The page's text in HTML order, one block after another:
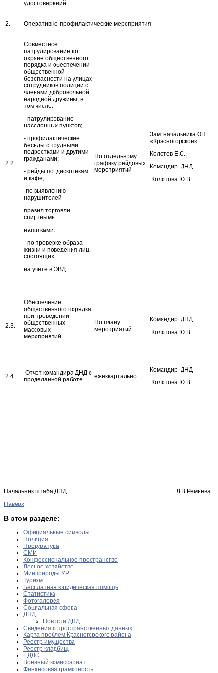
удостоверений.
2. Оперативно-профилактические мероприятия
2.2.
Совместное
патрулирование по
охране общественного
порядка и обеспечении
общественной
безопасности на улицах
сотрудников полиции с
членами добровольной
народной дружины, в
том числе:
- патрулирование
населенных пунктов;
- профилактические
беседы с трудными
подростками и другими
гражданами;
- рейды по дискотекам
и кафе;
-по выявлению
нарушителей
правил торговли
спиртными
напитками;
- по проверке образа
жизни и поведения лиц,
состоящих
на учете в ОВД.
По отдельному
графику рейдовых
мероприятий
Зам. начальника ОП
«Красногорское»
Колотов Е.С.,
Командир ДНД
Колотова Ю.В.
2.3.
Обеспечение
общественного порядка
при проведении
общественных
массовых
мероприятий.
По плану
мероприятий
Командир ДНД
Колотова Ю.В.
2.4.
Отчет командира ДНД о
проделанной работе
ежеквартально
Командир ДНД
Колотова Ю.В.
Начальник штаба ДНД: Л.В.Ремнева
Наверх
В этом разделе:
Официальные символы
Полиция
Прокуратура
СМИ
Конфессиональное пространство
Лесное хозяйство
Минприроды УР
Туризм
Бесплатная юридическая помощь
Статистика
Фотогалерея
Социальная сфера
ДНД
Новости ДНД
Сведения о пространственных данных
Карта проблем Красногорского района
Реестр имущества
Реестр кладбищ
ЕДДС
Военный комиссариат
Финансовая грамотность